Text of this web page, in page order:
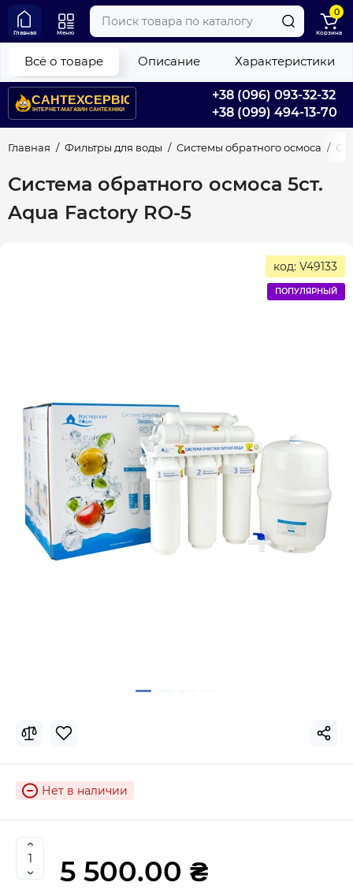
+38 (096) 093-32-32
+38 (099) 494-13-70
Главная Меню
0
Корзина
Главная Фильтры для воды Системы обратного осмоса
Система обратного осмоса 5ст.
Aqua Factory RO-5
Всё о товаре Описание Характеристики
код: V49133
ПОПУЛЯРНЫЙ
Нет в наличии
5 500.00 ₴